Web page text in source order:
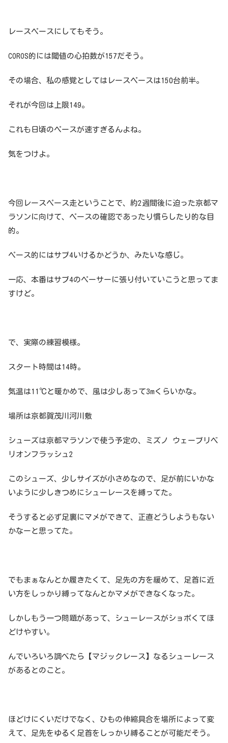
レースペースにしてもそう。
COROS的には閾値の心拍数が157だそう。
その場合、私の感覚としてはレースペースは150台前半。
それが今回は上限149。
これも日頃のペースが速すぎるんよね。
気をつけよ。
今回レースペース走ということで、約2週間後に迫った京都マ
ラソンに向けて、ペースの確認であったり慣らしたり的な目
的。
ペース的にはサブ4いけるかどうか、みたいな感じ。
一応、本番はサブ4のペーサーに張り付いていこうと思ってま
すけど。
で、実際の練習模様。
スタート時間は14時。
気温は11℃と暖かめで、風は少しあって3mくらいかな。
場所は京都賀茂川河川敷
シューズは京都マラソンで使う予定の、ミズノ ウェーブリベ
リオンフラッシュ2
このシューズ、少しサイズが小さめなので、足が前にいかな
いように少しきつめにシューレースを縛ってた。
そうすると必ず足裏にマメができて、正直どうしようもない
かなーと思ってた。
でもまぁなんとか履きたくて、足先の方を緩めて、足首に近
い方をしっかり縛ってなんとかマメができなくなった。
しかしもう一つ問題があって、シューレースがショボくてほ
どけやすい。
んでいろいろ調べたら【マジックレース】なるシューレース
があるとのこと。
ほどけにくいだけでなく、ひもの伸縮具合を場所によって変
えて、足先をゆるく足首をしっかり縛ることが可能だそう。